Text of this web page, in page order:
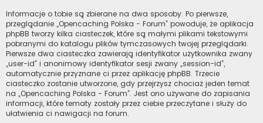
Informacje o tobie są zbierane na dwa sposoby. Po pierwsze,
przeglądanie „Opencaching Polska - Forum” powoduje, że aplikacja
phpBB tworzy kilka ciasteczek, które są małymi plikami tekstowymi
pobranymi do katalogu plików tymczasowych twojej przeglądarki.
Pierwsze dwa ciasteczka zawierają identyfikator użytkownika zwany
„user-id” i anonimowy identyfikator sesji zwany „session-id”,
automatycznie przyznane ci przez aplikację phpBB. Trzecie
ciasteczko zostanie utworzone, gdy przejrzysz chociaż jeden temat
na „Opencaching Polska - Forum”. Jest ono używane do zapisania
informacji, które tematy zostały przez ciebie przeczytane i służy do
ułatwienia ci nawigacji na forum.